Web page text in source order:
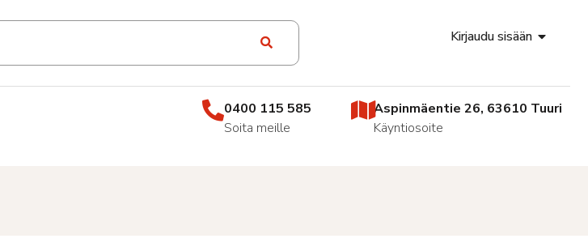
Kirjaudu sisään
0400 115 585
Soita meille
Aspinmäentie 26, 63610 Tuuri
Käyntiosoite